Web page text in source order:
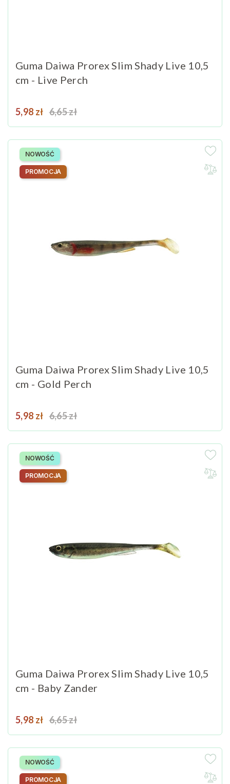
Guma Daiwa Prorex Slim Shady Live 10,5
cm - Live Perch
Cena
5,98 zł Cena podstawowa
6,65 zł
Guma Daiwa Prorex Slim Shady Live 10,5
cm - Gold Perch
Cena
5,98 zł Cena podstawowa
6,65 zł
NOWOŚĆ
PROMOCJA
Guma Daiwa Prorex Slim Shady Live 10,5
cm - Baby Zander
Cena
5,98 zł Cena podstawowa
6,65 zł
NOWOŚĆ
PROMOCJA
NOWOŚĆ
PROMOCJA